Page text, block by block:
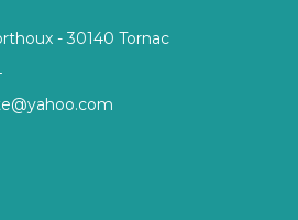
- 30140 Tornac